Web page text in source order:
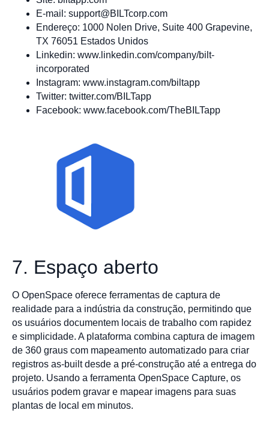
E-mail: support@BILTcorp.com
Endereço: 1000 Nolen Drive, Suite 400 Grapevine,
TX 76051 Estados Unidos
Linkedin: www.linkedin.com/company/bilt-
incorporated
Instagram: www.instagram.com/biltapp
Twitter: twitter.com/BILTapp
Facebook: www.facebook.com/TheBILTapp
7. Espaço aberto
O OpenSpace oferece ferramentas de captura de
realidade para a indústria da construção, permitindo que
os usuários documentem locais de trabalho com rapidez
e simplicidade. A plataforma combina captura de imagem
de 360 graus com mapeamento automatizado para criar
registros as-built desde a pré-construção até a entrega do
projeto. Usando a ferramenta OpenSpace Capture, os
usuários podem gravar e mapear imagens para suas
plantas de local em minutos.